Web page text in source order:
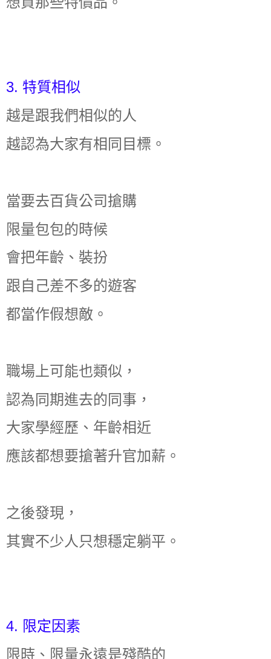
3. 特質相似
越是跟我們相似的人
越認為大家有相同目標。
當要去百貨公司搶購
限量包包的時候
會把年齡、裝扮
跟自己差不多的遊客
都當作假想敵。
職場上可能也類似，
認為同期進去的同事，
大家學經歷、年齡相近
應該都想要搶著升官加薪。
之後發現，
其實不少人只想穩定躺平。
4. 限定因素
限時、限量永遠是殘酷的